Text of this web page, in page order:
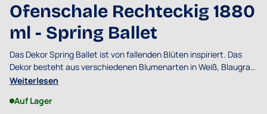
Ofenschale Rechteckig 1880
ml - Spring Ballet
Das Dekor Spring Ballet ist von fallenden Blüten inspiriert. Das
Dekor besteht aus verschiedenen Blumenarten in Weiß, Blaugrau
und Hellblau.
Weiterlesen
Auf Lager